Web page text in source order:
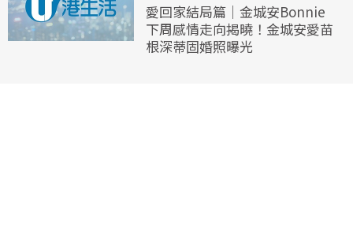
愛回家結局篇｜金城安Bonnie
下周感情走向揭曉！金城安愛苗
根深蒂固婚照曝光